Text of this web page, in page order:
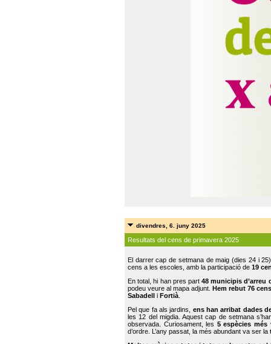
divendres, 6. juny 2025
Resultats del cens de primavera 2025
El darrer cap de setmana de maig (dies 24 i
cens a les escoles, amb la participació de 19
En total, hi han pres part48 municipis d’arreu
podeu veure al mapa adjunt. Hem rebut 76
Sabadell
i Fortià.
Pel que fa als jardins, ens han arribat dades
les 12 del migdia. Aquest cap de setmana
observada. Curiosament, les 5 espècies més
d’ordre. L’any passat, la més abundant va ser la